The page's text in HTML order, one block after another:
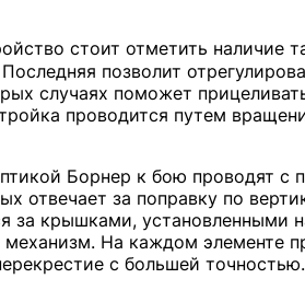
стоит отметить наличие
позволит
случаях поможет
проводится путем
Борнер к бою проводят
отвечает за поправку по
за крышками, установленными
механизм. На каждом элементе
с большей точностью.